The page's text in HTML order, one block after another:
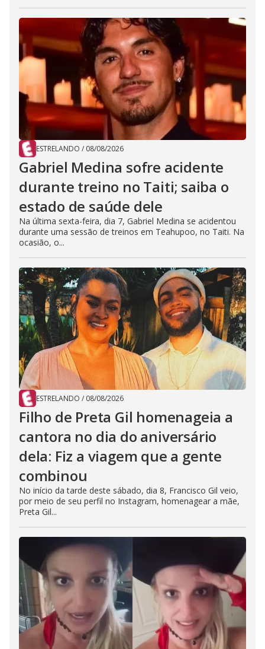
ESTRELANDO / 08/08/2026
Gabriel Medina sofre acidente
durante treino no Taiti; saiba o
estado de saúde dele
Na última sexta-feira, dia 7, Gabriel Medina se acidentou
durante uma sessão de treinos em Teahupoo, no Taiti. Na
ocasião, o...
ESTRELANDO / 08/08/2026
Filho de Preta Gil homenageia a
cantora no dia do aniversário
dela: Fiz a viagem que a gente
combinou
No início da tarde deste sábado, dia 8, Francisco Gil veio,
por meio de seu perfil no Instagram, homenagear a mãe,
Preta Gil...